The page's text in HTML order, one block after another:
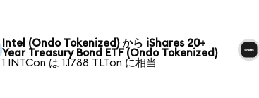
Intel (Ondo Tokenized) から iShares 20+
Year Treasury Bond ETF (Ondo Tokenized)
1 INTCon は 1.1788 TLTon に相当